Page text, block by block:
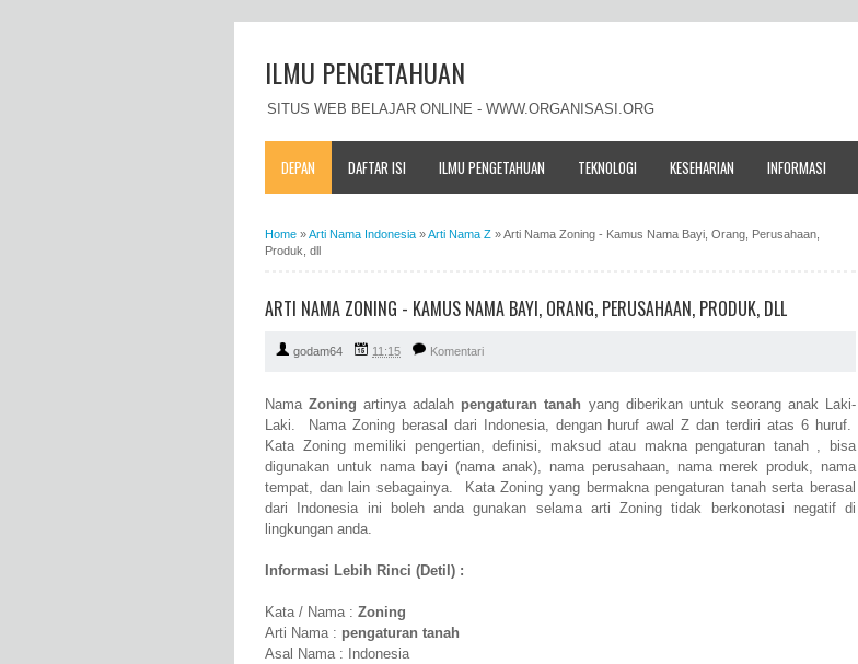
ILMU PENGETAHUAN
SITUS WEB BELAJAR ONLINE - WWW.ORGANISASI.ORG
DEPAN DAFTAR ISI ILMU PENGETAHUAN TEKNOLOGI KESEHARIAN INFORMASI
Home »Arti Nama Indonesia »Arti Nama Z »Arti Nama Zoning - Kamus Nama Bayi, Orang, Perusahaan,
Produk, dll
ARTI NAMA ZONING - KAMUS NAMA BAYI, ORANG, PERUSAHAAN, PRODUK, DLL
godam64 11:15 Komentari
NamaZoning artinya adalah pengaturan tanah yang diberikan untuk seorang anak Laki-
Laki. Nama Zoning berasal dari Indonesia, dengan huruf awal Z dan terdiri atas 6 huruf.
Kata Zoning memiliki pengertian, definisi, maksud atau makna pengaturan tanah , bisa
digunakan untuk nama bayi (nama anak), nama perusahaan, nama merek produk, nama
tempat, dan lain sebagainya. Kata Zoning yang bermakna pengaturan tanah serta berasal
dari Indonesia ini boleh anda gunakan selama arti Zoning tidak berkonotasi negatif di
lingkungan anda.
Informasi Lebih Rinci (Detil) :
Kata / Nama : Zoning
Arti Nama : pengaturan tanah
Asal Nama : Indonesia